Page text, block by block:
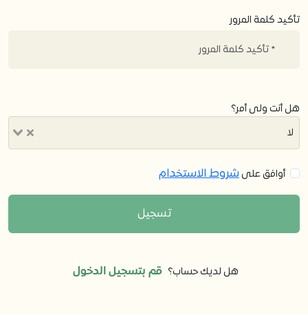
تأكيد كلمة المرور
هل أنت ولى أمر؟
لا
أوافق علىشروط الاستخدام
تسجيل
هل لديك حساب؟ قم بتسجيل الدخول